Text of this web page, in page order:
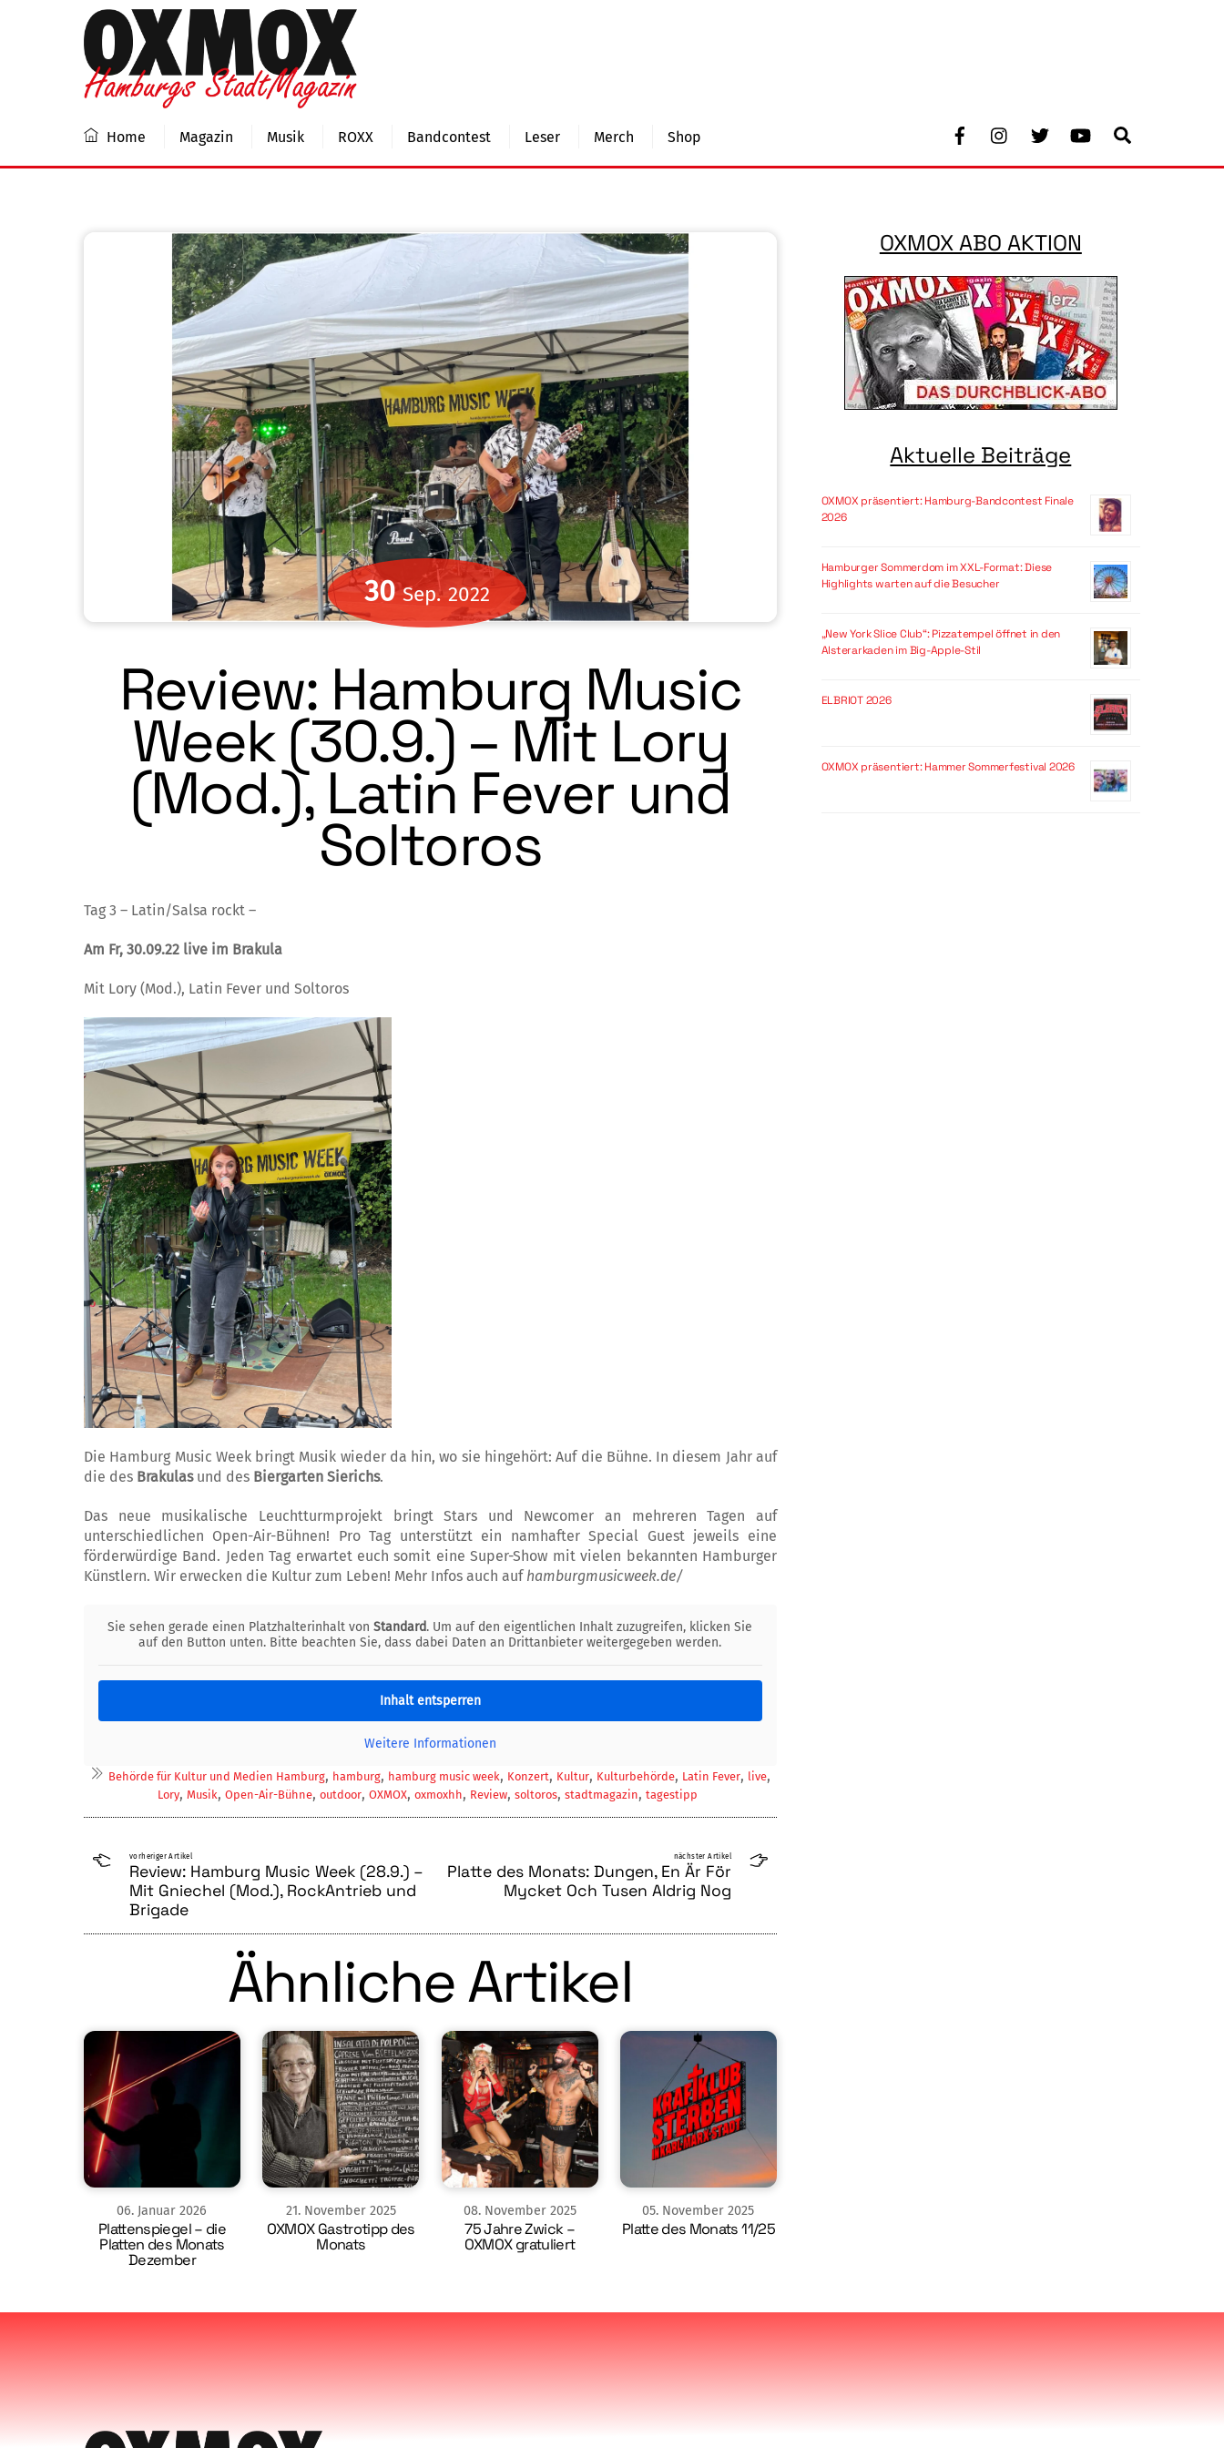
Facebook Youtube
Home Magazin Musik ROXX Bandcontest Leser Merch Shop
30 Sep. 2022
Review: Hamburg Music
Week (30.9.) – Mit Lory
(Mod.), Latin Fever und
Soltoros
Tag 3 – Latin/Salsa rockt –
Am Fr, 30.09.22 live im Brakula
Mit Lory (Mod.), Latin Fever und Soltoros
Die Hamburg Music Week bringt Musik wieder da hin, wo sie hingehört: Auf die Bühne. In diesem Jahr auf
die des Brakulasund des Biergarten Sierichs.
Das neue musikalische Leuchtturmprojekt bringt Stars und Newcomer an mehreren Tagen auf
unterschiedlichen Open-Air-Bühnen! Pro Tag unterstützt ein namhafter Special Guest jeweils eine
förderwürdige Band. Jeden Tag erwartet euch somit eine Super-Show mit vielen bekannten Hamburger
Künstlern. Wir erwecken die Kultur zum Leben! Mehr Infos auch auf hamburgmusicweek.de/
Sie sehen gerade einen Platzhalterinhalt vonStandard. Um auf den eigentlichen Inhalt zuzugreifen, klicken Sie
auf den Button unten. Bitte beachten Sie, dass dabei Daten an Drittanbieter weitergegeben werden.
Inhalt entsperren
Weitere Informationen
Behörde für Kultur und Medien Hamburg, hamburg, hamburg music week, Konzert, Kultur, Kulturbehörde, Latin Fever, live,
Lory, Musik, Open-Air-Bühne, outdoor, OXMOX, oxmoxhh, Review, soltoros, stadtmagazin, tagestipp
vorheriger Artikel
Review: Hamburg Music Week (28.9.) –
Mit Gniechel (Mod.), RockAntrieb und
Brigade
nächster Artikel
Platte des Monats: Dungen, En Är För
Mycket Och Tusen Aldrig Nog
Ähnliche Artikel
06. Januar 2026
Plattenspiegel – die
Platten des Monats
Dezember
21. November 2025
OXMOX Gastrotipp des
Monats
08. November 2025
75 Jahre Zwick –
OXMOX gratuliert
05. November 2025
Platte des Monats 11/25
OXMOX ABO AKTION
Aktuelle Beiträge
OXMOX präsentiert: Hamburg-Bandcontest Finale
2026
Hamburger Sommerdom im XXL-Format: Diese
Highlights warten auf die Besucher
„New York Slice Club“: Pizzatempel öffnet in den
Alsterarkaden im Big-Apple-Stil
ELBRIOT 2026
OXMOX präsentiert: Hammer Sommerfestival 2026